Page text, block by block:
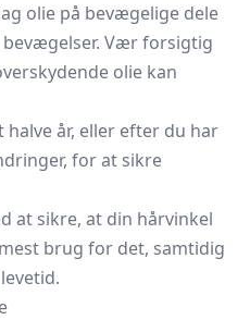
olie på bevægelige dele
Vær forsigtig
olie kan
år, eller efter du har
for at sikre
at sikre, at din hårvinkel
brug for det, samtidig